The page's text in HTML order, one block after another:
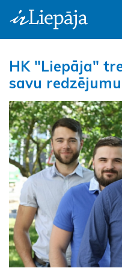
HK "Liepāja"
savu redzējumu